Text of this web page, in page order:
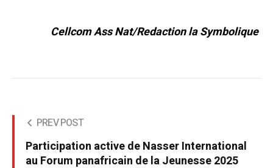
Cellcom Ass Nat/Redaction la Symbolique
PREV POST
Participation active de Nasser International
au Forum panafricain de la Jeunesse 2025